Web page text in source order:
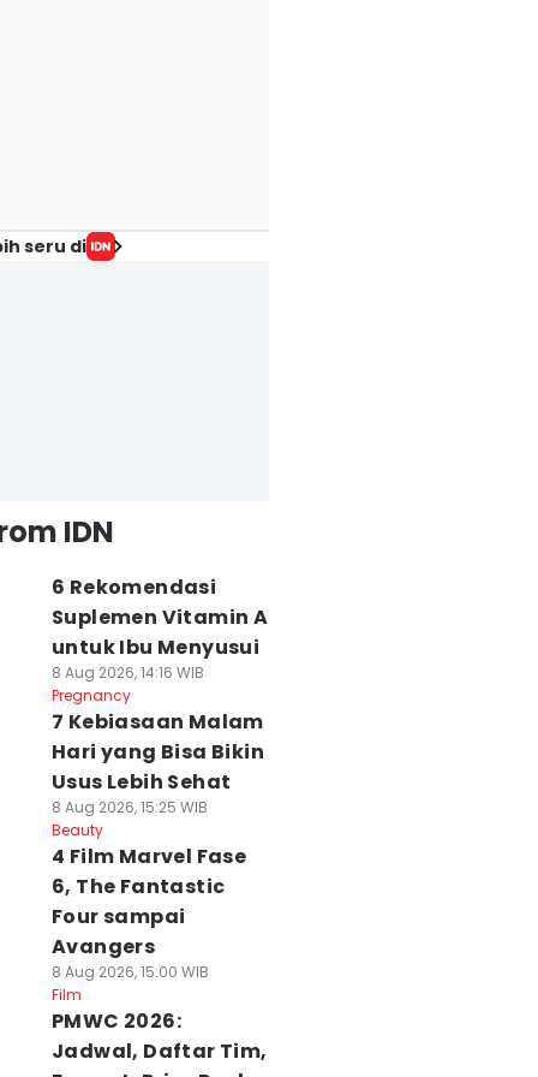
seru di
IDN
6 Rekomendasi
Suplemen Vitamin A
untuk Ibu Menyusui
8 Aug 2026, 14:16 WIB
Pregnancy
7 Kebiasaan Malam
Hari yang Bisa Bikin
Usus Lebih Sehat
8 Aug 2026, 15:25 WIB
Beauty
4 Film Marvel Fase
6, The Fantastic
Four sampai
Avangers
8 Aug 2026, 15:00 WIB
Film
PMWC 2026:
Jadwal, Daftar Tim,